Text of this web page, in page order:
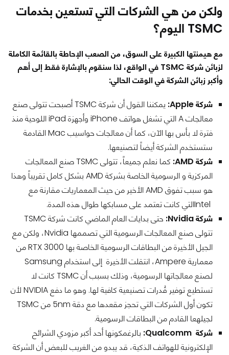
ولكن من هي الشركات التي تستعين بخدمات
TSMC اليوم؟
مع هيمنتها الكبيرة على السوق، من الصعب الإحاطة بالقائمة الكاملة
لزبائن شركة TSMC في الواقع، لذا سنقوم بالإشارة فقط إلى أهم
وأكبر زبائن الشركة في الوقت الحالي:
شركة Apple:
يمكننا القول أن شركة TSMC أصبحت تتولى صنع
معالجات A التي تشغل هواتف iPhone وأجهزة iPad اللوحية منذ
فترة لا بأس بها الآن، كما أن معالجات حواسيب Mac القادمة
ستستخدم الشركة أيضاً لتصنيعها.
شركة AMD:
كما نعلم جميعاً، تتولى TSMC صنع المعالجات
المركزية و الرسومية الخاصة بشركة AMD بشكل كامل تقريباً وهذا
هو سبب تفوق AMD الأخير من حيث المعماريات مقارنة مع
شركة Nvidia:
حتى بدايات العام الماضي كانت شركة TSMC
تتولى صنع المعالجات الرسومية التي تصممها Nvidia، ولكن مع
الجيل الأخيرة من البطاقات الرسومية الخاصة بها RTX 3000 من
معمارية Ampere، انتقلت الأخيرة إلى استخدام Samsung
لصنع معالجاتها الرسومية، وذلك بسبب أن TSMC كانت لا
تستطيع توفير قُدرات تصنيعية كافية لها. وهو ما دفع NVIDIA لأن
تكون أول الشركات التي تحجز مقعدها مع دقة 5nm من TSMC
لجيلهعا القادم من البطاقات الرسومية.
شركة Qualcomm:
بالرغمكونها أحد أكبر مزودي الشرائح
الإلكترونية للهواتف الذكية، قد يبدو من الغريب للبعض أن الشركة